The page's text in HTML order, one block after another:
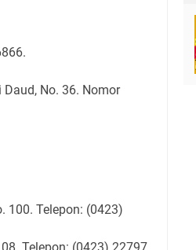
No. 36. Nomor
100. Telepon: (0423)